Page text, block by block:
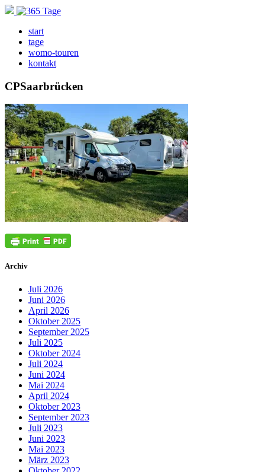
start
tage
womo-touren
kontakt
CPSaarbrücken
Archiv
Juli 2026
Juni 2026
April 2026
Oktober 2025
September 2025
Juli 2025
Oktober 2024
Juli 2024
Juni 2024
Mai 2024
April 2024
Oktober 2023
September 2023
Juli 2023
Juni 2023
Mai 2023
März 2023